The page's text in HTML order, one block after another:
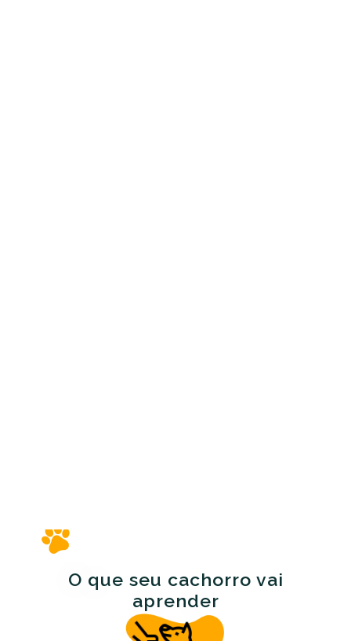
O que seu cachorro vai
aprender